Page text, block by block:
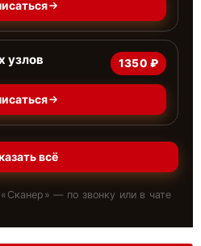
узлов 1350 ₽
всё
Сканер » — по звонку или в чате